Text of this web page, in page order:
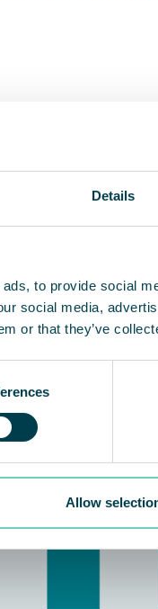
Details
to provide social
social media,
or that they’ve
Allow